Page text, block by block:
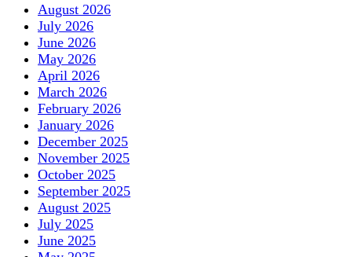
August 2026
July 2026
June 2026
May 2026
April 2026
March 2026
February 2026
January 2026
December 2025
November 2025
October 2025
September 2025
August 2025
July 2025
June 2025